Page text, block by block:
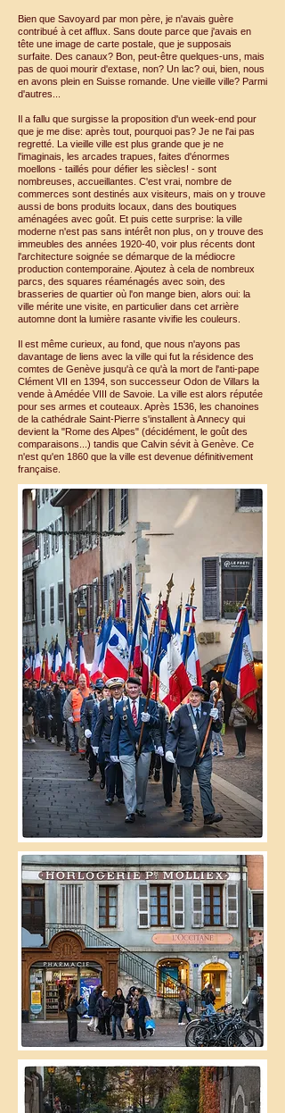
Bien que Savoyard par mon père, je n'avais guère
contribué à cet afflux. Sans doute parce que j'avais en
tête une image de carte postale, que je supposais
surfaite. Des canaux? Bon, peut-être quelques-uns, mais
pas de quoi mourir d'extase, non? Un lac? oui, bien, nous
en avons plein en Suisse romande. Une vieille ville? Parmi
d'autres...
Il a fallu que surgisse la proposition d'un week-end pour
que je me dise: après tout, pourquoi pas? Je ne l'ai pas
regretté. La vieille ville est plus grande que je ne
l'imaginais, les arcades trapues, faites d'énormes
moellons - taillés pour défier les siècles! - sont
nombreuses, accueillantes. C'est vrai, nombre de
commerces sont destinés aux visiteurs, mais on y trouve
aussi de bons produits locaux, dans des boutiques
aménagées avec goût. Et puis cette surprise: la ville
moderne n'est pas sans intérêt non plus, on y trouve des
immeubles des années 1920-40, voir plus récents dont
l'architecture soignée se démarque de la médiocre
production contemporaine. Ajoutez à cela de nombreux
parcs, des squares réaménagés avec soin, des
brasseries de quartier où l'on mange bien, alors oui: la
ville mérite une visite, en particulier dans cet arrière
automne dont la lumière rasante vivifie les couleurs.
Il est même curieux, au fond, que nous n'ayons pas
davantage de liens avec la ville qui fut la résidence des
comtes de Genève jusqu'à ce qu'à la mort de l'anti-pape
Clément VII en 1394, son successeur Odon de Villars la
vende à Amédée VIII de Savoie. La ville est alors réputée
pour ses armes et couteaux. Après 1536, les chanoines
de la cathédrale Saint-Pierre s'installent à Annecy qui
devient la "Rome des Alpes" (décidément, le goût des
comparaisons...) tandis que Calvin sévit à Genève. Ce
n'est qu'en 1860 que la ville est devenue définitivement
française.